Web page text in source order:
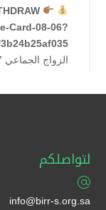
Card-08-06?
الزواج الجماعي 1437 هـ
لتواصلكم
info@birr-s.org.sa